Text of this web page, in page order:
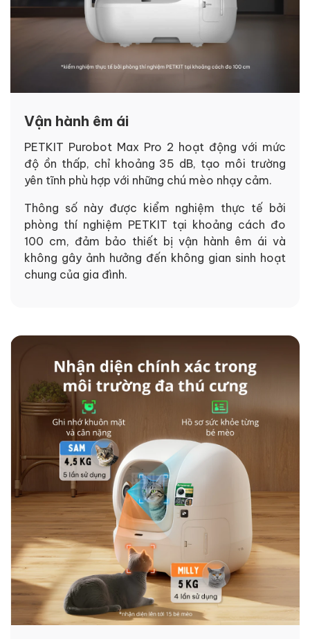
Vận hành êm ái
PETKIT Purobot Max Pro 2 hoạt động với mức
độ ồn thấp, chỉ khoảng 35 dB, tạo môi trường
yên tĩnh phù hợp với những chú mèo nhạy cảm.
Thông số này được kiểm nghiệm thực tế bởi
phòng thí nghiệm PETKIT tại khoảng cách đo
100 cm, đảm bảo thiết bị vận hành êm ái và
không gây ảnh hưởng đến không gian sinh hoạt
chung của gia đình.